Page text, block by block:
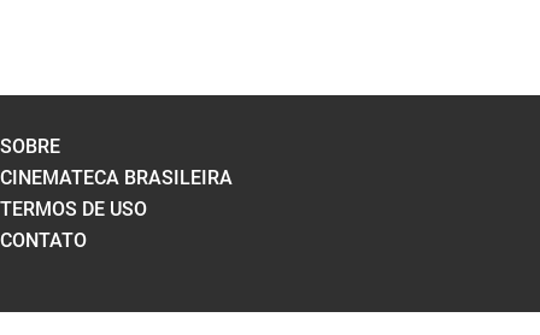
SOBRE
CINEMATECA BRASILEIRA
TERMOS DE USO
CONTATO